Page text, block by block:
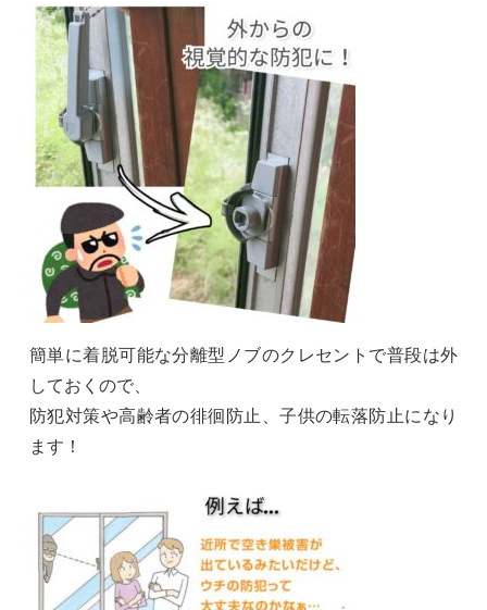
簡単に着脱可能な分離型ノブのクレセントで普段は外
しておくので、
防犯対策や高齢者の徘徊防止、子供の転落防止になり
ます！